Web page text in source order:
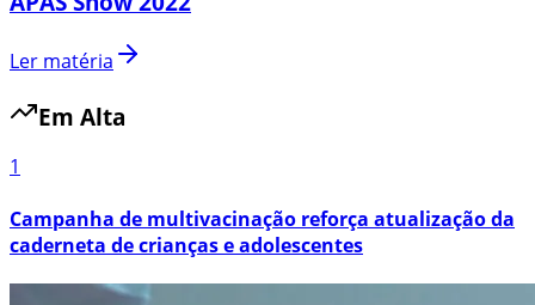
Ler matéria
Em Alta
1
Campanha de multivacinação reforça atualização da
caderneta de crianças e adolescentes